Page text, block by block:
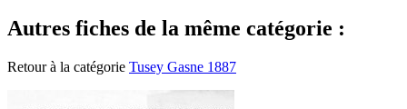
Autres fiches de la même catégorie :
Retour à la catégorie Tusey Gasne 1887